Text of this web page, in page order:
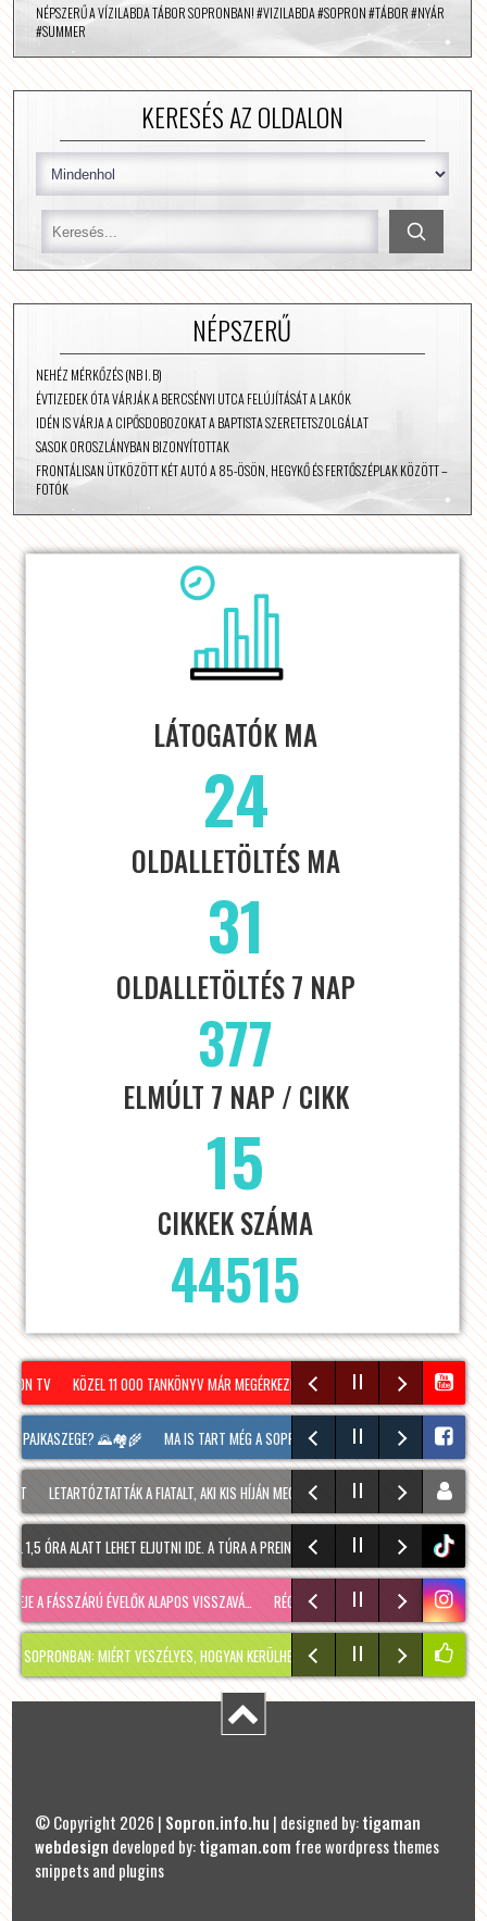
NÉPSZERŰ A VÍZILABDA TÁBOR SOPRONBAN! #VIZILABDA #SOPRON #TÁBOR #NYÁR
#SUMMER
KERESÉS AZ OLDALON
NÉPSZERŰ
NEHÉZ MÉRKŐZÉS (NB I. B)
ÉVTIZEDEK ÓTA VÁRJÁK A BERCSÉNYI UTCA FELÚJÍTÁSÁT A LAKÓK
IDÉN IS VÁRJA A CIPŐSDOBOZOKAT A BAPTISTA SZERETETSZOLGÁLAT
SASOK OROSZLÁNYBAN BIZONYÍTOTTAK
FRONTÁLISAN ÜTKÖZÖTT KÉT AUTÓ A 85-ÖSÖN, HEGYKŐ ÉS FERTŐSZÉPLAK KÖZÖTT –
FOTÓK
LÁTOGATÓK MA
24
OLDALLETÖLTÉS MA
31
OLDALLETÖLTÉS 7 NAP
377
ELMÚLT 7 NAP / CIKK
15
CIKKEK SZÁMA
44515
TV KÖZEL 11 000 TANKÖNYV MÁR MEGÉRKEZETT SOPRONBA A KÖVETKEZŐ TANÉVRE!
PAJKASZEGE? 🌄🏘️🌾 MA IS TART MÉG A SOPRONI BORÜNNEP, 20 ÓRAKOR A
LETARTÓZTATTÁK A FIATALT, AKI KIS HÍJÁN MEGÖLT EGY 28 ÉVES FÉRFIT SOPRONBAN
ALATT LEHET ELJUTNI IDE. A TÚRA A PREINER GSCHEID PARKOLÓBÓL INDUL ÉStiktok
FÁSSZÁRÚ ÉVELŐK ALAPOS VISSZAVÁ… RÉGMÚLT KIRAKATA, AMÉLIE MÓDRA TÉLEN
MIÉRT VESZÉLYES, HOGYAN KERÜLHETETT IDE, ÉS MIKOR SZABADUL FEL?
© Copyright 2026 | Sopron.info.hu | designed by:tigaman
webdesign developed by:tigaman.com free wordpress themes
snippets and plugins